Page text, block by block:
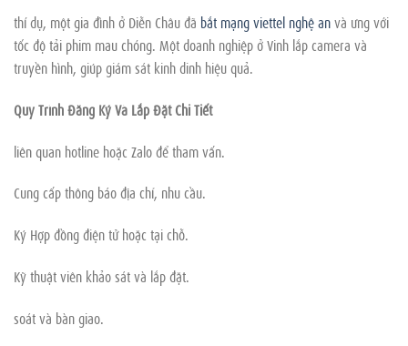
thí dụ, một gia đình ở Diễn Châu đã bắt mạng viettel nghệ anvà ưng với
tốc độ tải phim mau chóng. Một doanh nghiệp ở Vinh lắp camera và
truyền hình, giúp giám sát kinh dinh hiệu quả.
Quy Trình Đăng Ký Và Lắp Đặt Chi Tiết
liên quan hotline hoặc Zalo để tham vấn.
Cung cấp thông báo địa chỉ, nhu cầu.
Ký Hợp đồng điện tử hoặc tại chỗ.
Kỹ thuật viên khảo sát và lắp đặt.
soát và bàn giao.